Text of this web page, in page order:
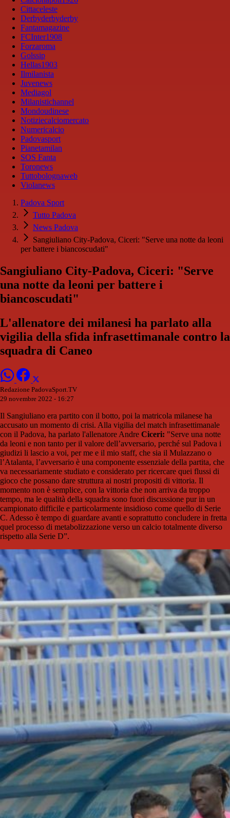
Cittaceleste
Derbyderbyderby
Fantamagazine
FCInter1908
Forzaroma
Golssip
Hellas1903
Ilmilanista
Juvenews
Mediagol
Milanistichannel
Mondoudinese
Notiziecalciomercato
Numericalcio
Padovasport
Pianetamilan
SOS Fanta
Toronews
Tuttobolognaweb
Violanews
Padova Sport
Tutto Padova
News Padova
Sangiuliano City-Padova, Ciceri: "Serve una notte da leoni
per battere i biancoscudati"
Sangiuliano City-Padova, Ciceri: "Serve
una notte da leoni per battere i
biancoscudati"
L'allenatore dei milanesi ha parlato alla
vigilia della sfida infrasettimanale contro la
squadra di Caneo
Redazione PadovaSport.TV
29 novembre 2022 - 16:27
Il Sangiuliano era partito con il botto, poi la matricola milanese ha
accusato un momento di crisi. Alla vigilia del match infrasettimanale
con il Padova, ha parlato l'allenatore Andre Ciceri: "Serve una notte
da leoni e non tanto per il valore dell’avversario, perché sul Padova i
giudizi li lascio a voi, per me e il mio staff, che sia il Mulazzano o
l’Atalanta, l’avversario è una componente essenziale della partita, che
va necessariamente studiato e considerato per ricercare quei flussi di
gioco che possano dare struttura ai nostri propositi di vittoria. Il
momento non è semplice, con la vittoria che non arriva da troppo
tempo, ma le qualità della squadra sono fuori discussione pur in un
campionato difficile e particolarmente insidioso come quello di Serie
C. Adesso è tempo di guardare avanti e soprattutto concludere in fretta
quel processo di metabolizzazione verso un calcio totalmente diverso
rispetto alla Serie D”.